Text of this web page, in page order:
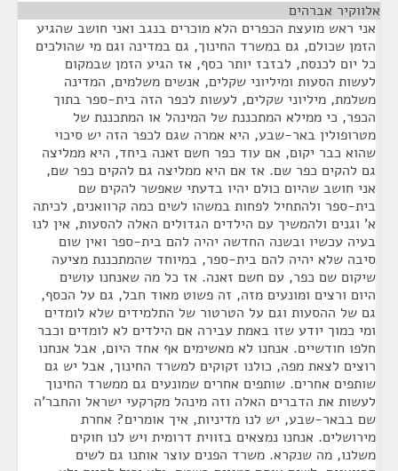
אלווקיר אברהים
אני ראש מועצת הכפרים הלא מוכרים בנגב ואני חושב שהגיע
הזמן שכולם, גם במשרד החינוך, גם במדינה וגם מי שהולכים
כל יום לכנסת, לבזבז יותר כסף, אז הגיע הזמן שבמקום
לעשות הסעות ומיליוני שקלים, אנשים משלמים, המדינה
משלמת, מיליוני שקלים, לעשות לכפר הזה בית-ספר בתוך
הכפר, כי ממילא המתכננת של המינהל או המתכננת של
מטרופולין באר-שבע, היא אמרה שגם לכפר הזה יש סיכוי
שהוא כבר יקום, אם עוד כפר חשם זאנה ביחד, היא ממליצה
גם להקים כפר שם. אז אם היא ממליצה גם להקים כפר שם,
אני חושב שהיום כולם יהיו בדעתי שאפשר להקים שם
בית-ספר ולהתחיל לפחות במשהו לשים כמה קרוואנים, לכיתה
א' וגנים ולהמשיך עם הילדים הגדולים האלה להסעות, אין לנו
בעיה עכשיו ובשנה החדשה יהיה להם בית-ספר ואין שום
סיבה שלא יהיה להם בית-ספר, במיוחד שהמתכננת מציעה
שיקום שם כפר, עם חשם זאנה. אז כל מה שאנחנו עושים
היום ורצים ומונעים מזה, זה פשוט מאוד חבל, גם על הכסף,
גם של ההסעות וגם על הטרטור של התלמידים שלא לומדים
ומי כמוך יודע שזו באמת עבירה אם הילדים לא לומדים וכבר
חלפו חודשיים. אנחנו לא מאשימים אף אחד היום, אבל אנחנו
רוצים לצאת מפה, כולנו זקוקים למשרד החינוך, אבל יש גם
שותפים אחרים. שותפים אחרים שמונעים גם ממשרד החינוך
לעשות את הדברים האלה וזה מינהל מקרקעי ישראל והחבר'ה
שם בבאר-שבע, יש לנו מדיניות, איך אומרים? אחרת
מירושלים. אנחנו נמצאים בזווית דרומית ויש לנו חוקים
משלנו, מה שנקרא. משרד הפנים עוצר אותנו גם לשים